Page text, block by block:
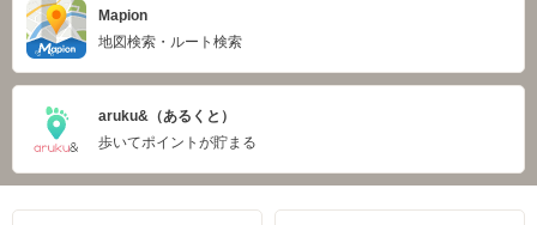
Mapion
地図検索・ルート検索
aruku&（あるくと）
歩いてポイントが貯まる